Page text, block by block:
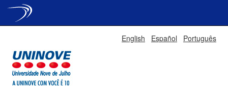
English Español Português